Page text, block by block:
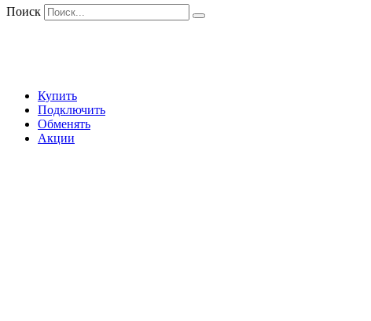
Поиск
Купить
Подключить
Обменять
Акции